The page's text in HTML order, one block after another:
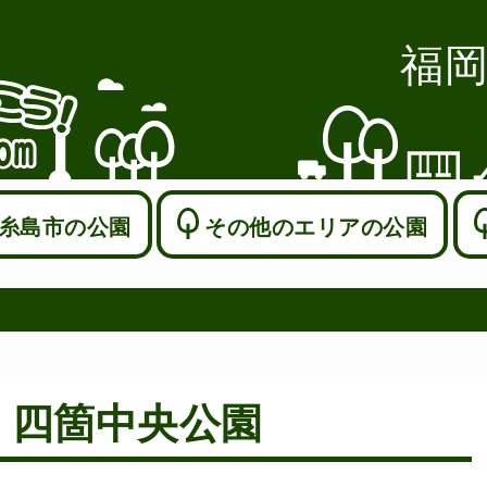
福
島市の公園 その他のエリアの公園
箇中央公園